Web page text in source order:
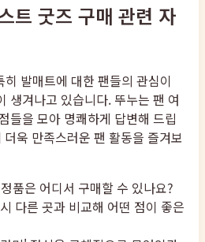
트 굿즈 구매 관련 자
히 발매트에 대한 팬들의 관심이
생겨나고 있습니다. 뚜누는 팬 여
들을 모아 명쾌하게 답변해 드립
욱 만족스러운 팬 활동을 즐겨보
품은 어디서 구매할 수 있나요?
다른 곳과 비교해 어떤 점이 좋은